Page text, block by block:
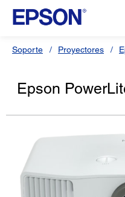
Soporte Proyectores
Epson